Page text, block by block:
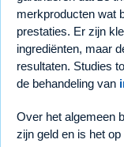
merkproducten wat
prestaties. Er zijn
ingrediënten, maar
resultaten. Studies
de behandeling van
Over het algemeen
zijn geld en is het